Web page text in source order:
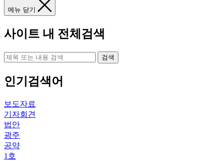
메뉴 닫기
사이트 내 전체검색
검색
인기검색어
보도자료
기자회견
법안
광주
공약
1호